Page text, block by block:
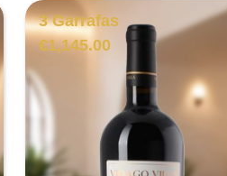
3 Garrafas
€1,145.00